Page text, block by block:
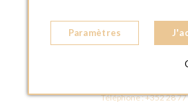
BOUTIQUE OPTIONS
L - 1842 HOWALD
Téléphone :+352 28
Paramètres